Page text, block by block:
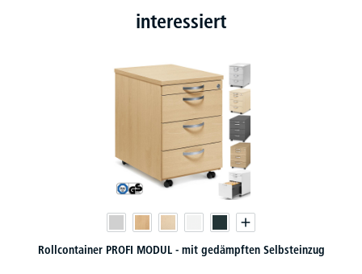
interessiert
Rollcontainer PROFI MODUL - mit gedämpften Selbsteinzug